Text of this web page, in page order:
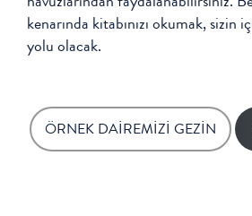
kenarında kitabınızı okumak, sizin
yolu olacak.
ÖRNEK DAİREMİZİ GEZİN